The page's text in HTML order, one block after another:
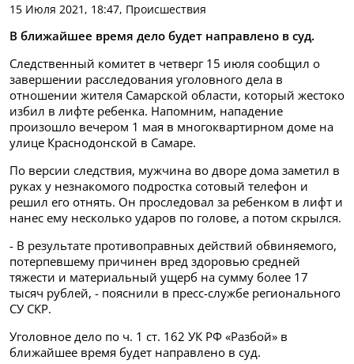
15 Июля 2021, 18:47, Происшествия
В ближайшее время дело будет направлено в суд.
Следственный комитет в четверг 15 июля сообщил о
завершении расследования уголовного дела в
отношении жителя Самарской области, который жестоко
избил в лифте ребенка. Напомним, нападение
произошло вечером 1 мая в многоквартирном доме на
улице Краснодонской в Самаре.
По версии следствия, мужчина во дворе дома заметил в
руках у незнакомого подростка сотовый телефон и
решил его отнять. Он проследовал за ребенком в лифт и
нанес ему несколько ударов по голове, а потом скрылся.
- В результате противоправных действий обвиняемого,
потерпевшему причинен вред здоровью средней
тяжести и материальный ущерб на сумму более 17
тысяч рублей, - пояснили в пресс-службе регионального
СУ СКР.
Уголовное дело по ч. 1 ст. 162 УК РФ «Разбой» в
ближайшее время будет направлено в суд.